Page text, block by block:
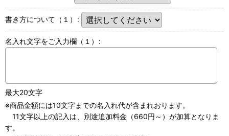
書き方について（１） :
名入れ文字をご入力欄（１） :
最大20文字
※商品金額には10文字までの名入れ代が含まれおります。
11文字以上の記入は、別途追加料金（660円～）が加算となりま
す。